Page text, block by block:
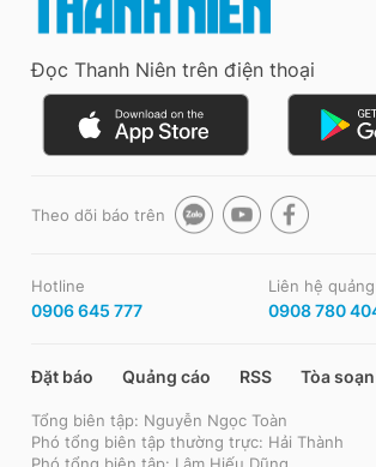
Đọc Thanh Niên trên điện thoại
Theo dõi báo trên
Hotline
0906 645 777
Liên hệ
0908 780
Đặt báo Quảng cáo RSS Tòa soạn
Tổng biên tập: Nguyễn Ngọc Toàn
Phó tổng biên tập thường trực: Hải Thành
Phó tổng biên tập: Lâm Hiếu Dũng